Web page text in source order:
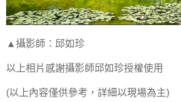
▲攝影師：邱如珍
以上相片感謝攝影師邱如珍授權使用
(以上內容僅供參考，詳細以現場為主)